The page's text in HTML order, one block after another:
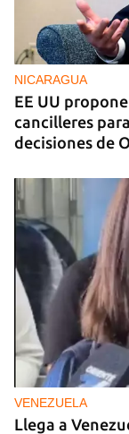
NICARAGUA
EE UU
cancilleres
decisiones de
VENEZUELA
Llega a